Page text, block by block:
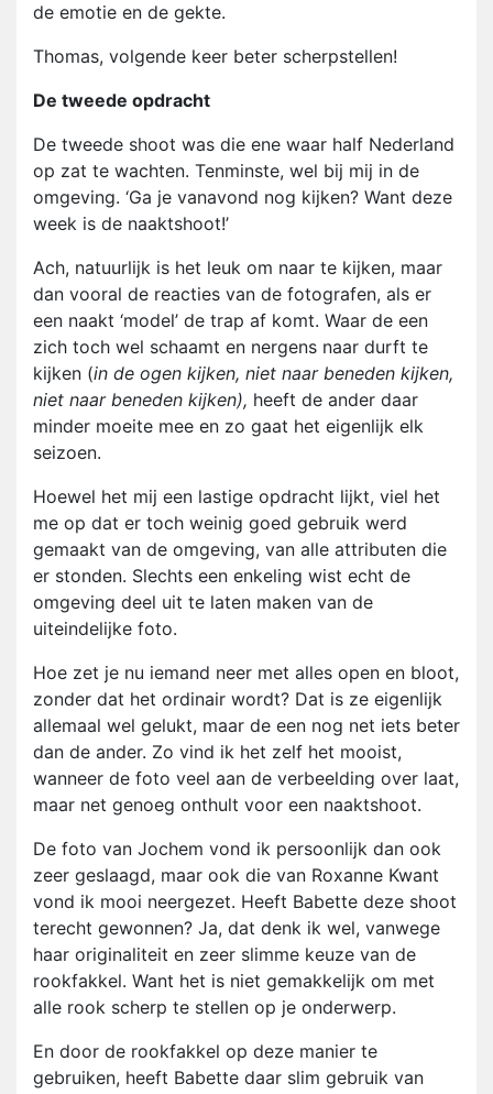
de emotie en de gekte.
Thomas, volgende keer beter scherpstellen!
De tweede opdracht
De tweede shoot was die ene waar half Nederland
op zat te wachten. Tenminste, wel bij mij in de
omgeving. ‘Ga je vanavond nog kijken? Want deze
week is de naaktshoot!’
Ach, natuurlijk is het leuk om naar te kijken, maar
dan vooral de reacties van de fotografen, als er
een naakt ‘model’ de trap af komt. Waar de een
zich toch wel schaamt en nergens naar durft te
kijken (in de ogen kijken, niet naar beneden kijken,
niet naar beneden kijken), heeft de ander daar
minder moeite mee en zo gaat het eigenlijk elk
seizoen.
Hoewel het mij een lastige opdracht lijkt, viel het
me op dat er toch weinig goed gebruik werd
gemaakt van de omgeving, van alle attributen die
er stonden. Slechts een enkeling wist echt de
omgeving deel uit te laten maken van de
uiteindelijke foto.
Hoe zet je nu iemand neer met alles open en bloot,
zonder dat het ordinair wordt? Dat is ze eigenlijk
allemaal wel gelukt, maar de een nog net iets beter
dan de ander. Zo vind ik het zelf het mooist,
wanneer de foto veel aan de verbeelding over laat,
maar net genoeg onthult voor een naaktshoot.
De foto van Jochem vond ik persoonlijk dan ook
zeer geslaagd, maar ook die van Roxanne Kwant
vond ik mooi neergezet. Heeft Babette deze shoot
terecht gewonnen? Ja, dat denk ik wel, vanwege
haar originaliteit en zeer slimme keuze van de
rookfakkel. Want het is niet gemakkelijk om met
alle rook scherp te stellen op je onderwerp.
En door de rookfakkel op deze manier te
gebruiken, heeft Babette daar slim gebruik van